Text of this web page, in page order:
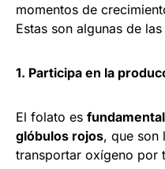
momentos de
Estas son algunas de
1. Participa en la
El folato es
glóbulos rojos, que son
transportar oxígeno por